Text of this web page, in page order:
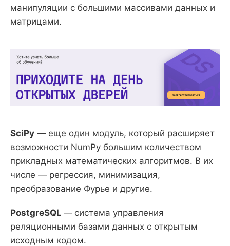
манипуляции с большими массивами данных и
матрицами.
SciPy — еще один модуль, который расширяет
возможности NumPy большим количеством
прикладных математических алгоритмов. В их
числе — регрессия, минимизация,
преобразование Фурье и другие.
PostgreSQL — система управления
реляционными базами данных с открытым
исходным кодом.